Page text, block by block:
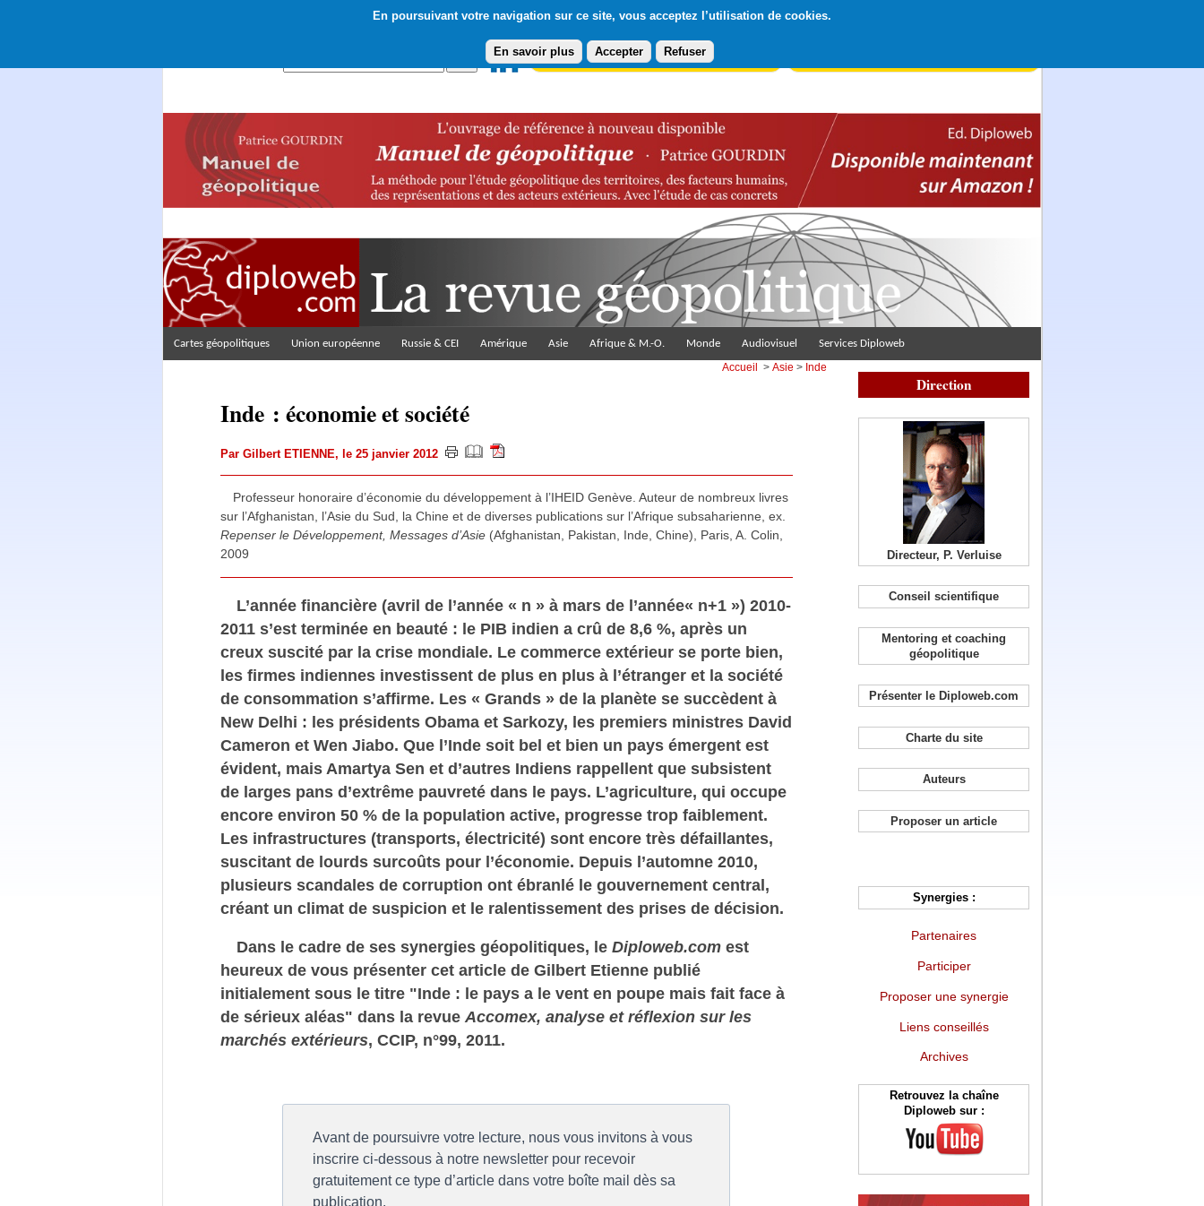
En poursuivant votre navigation sur ce site, vous acceptez l’utilisation de cookies.
En savoir plus Accepter Refuser
Abonnement gratuit à la Lettre du Diploweb
Cartes géopolitiques Union européenne Russie & CEI Amérique Asie Afrique & M.-O. Monde Audiovisuel Services Diploweb
Accueil >Asie > Inde
Inde : économie et société
Par Gilbert ETIENNE, le 25 janvier 2012
Professeur honoraire d’économie du développement à l’IHEID Genève. Auteur de nombreux livres
sur l’Afghanistan, l’Asie du Sud, la Chine et de diverses publications sur l’Afrique subsaharienne, ex.
Repenser le Développement, Messages d’Asie (Afghanistan, Pakistan, Inde, Chine), Paris, A. Colin,
2009
L’année financière (avril de l’année « n » à mars de l’année« n+1 ») 2010-
2011 s’est terminée en beauté : le PIB indien a crû de 8,6 %, après un
creux suscité par la crise mondiale. Le commerce extérieur se porte bien,
les firmes indiennes investissent de plus en plus à l’étranger et la société
de consommation s’affirme. Les « Grands » de la planète se succèdent à
New Delhi : les présidents Obama et Sarkozy, les premiers ministres David
Cameron et Wen Jiabo. Que l’Inde soit bel et bien un pays émergent est
évident, mais Amartya Sen et d’autres Indiens rappellent que subsistent
de larges pans d’extrême pauvreté dans le pays. L’agriculture, qui occupe
encore environ 50 % de la population active, progresse trop faiblement.
Les infrastructures (transports, électricité) sont encore très défaillantes,
suscitant de lourds surcoûts pour l’économie. Depuis l’automne 2010,
plusieurs scandales de corruption ont ébranlé le gouvernement central,
créant un climat de suspicion et le ralentissement des prises de décision.
Dans le cadre de ses synergies géopolitiques, le Diploweb.comest
heureux de vous présenter cet article de Gilbert Etienne publié
initialement sous le titre "Inde : le pays a le vent en poupe mais fait face à
de sérieux aléas" dans la revue Accomex, analyse et réflexion sur les
marchés extérieurs, CCIP, n°99, 2011.
Direction
Directeur, P. Verluise
Conseil scientifique
Mentoring et coaching
géopolitique
Présenter le Diploweb.com
Charte du site
Auteurs
Proposer un article
Synergies :
Partenaires
Participer
Proposer une synergie
Liens conseillés
Archives
Retrouvez la chaîne
Diploweb sur :